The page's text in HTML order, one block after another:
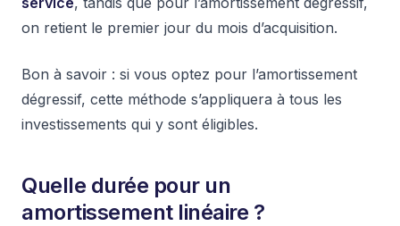
on retient le premier jour du mois d’acquisition.
Bon à savoir : si vous optez pour l’amortissement
dégressif, cette méthode s’appliquera à tous les
investissements qui y sont éligibles.
Quelle durée pour un
amortissement linéaire ?